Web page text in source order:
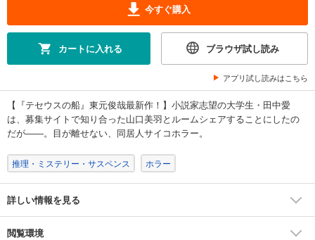
今すぐ購入
カートに入れる ブラウザ試し読み
アプリ試し読みはこちら
【『テセウスの船』東元俊哉最新作！】小説家志望の大学生・田中愛
は、募集サイトで知り合った山口美羽とルームシェアすることにしたの
だが――。目が離せない、同居人サイコホラー。
推理・ミステリー・サスペンス ホラー
詳しい情報を見る
閲覧環境
試し読み
【単話版】ムシバミヒメ 第8話
カート
あらすじを表示する
【単話版】ムシバミヒメ 第9話
132円 (税込)
カート
試し読み